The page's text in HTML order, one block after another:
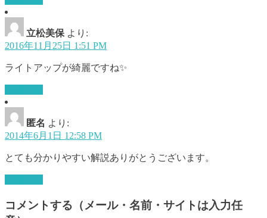
立松美保 より:
2016年11月25日 1:51 PM
ライトアップが綺麗ですね✨
匿名 より:
2014年6月1日 12:58 PM
とても分かりやすい解説ありがとうございます。
コメントする（メール・名前・サイトは入力任